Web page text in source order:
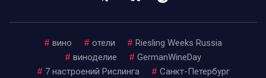
# вино # отели # Riesling Weeks Russia
# виноделие # GermanWineDay
# 7 настроений Рислинга # Санкт-Петербург